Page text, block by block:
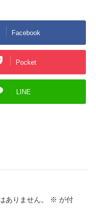
Facebook
Pocket
LINE
ありません。 ※ が付